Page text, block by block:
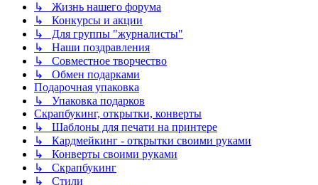
↳ Жизнь нашего форума
↳ Конкурсы и акции
↳ Для группы "журналисты"
↳ Наши поздравления
↳ Совместное творчество
↳ Обмен подарками
Подарочная упаковка
↳ Упаковка подарков
Скрапбукинг, открытки, конверты
↳ Шаблоны для печати на принтере
↳ Кардмейкинг - открытки своими руками
↳ Конверты своими руками
↳ Скрапбукинг
↳ Стили